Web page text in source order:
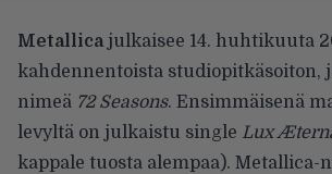
Metallicajulkaisee 14. huhtikuuta
kahdennentoista studiopitkäsoiton,
nimeä 72 Seasons. Ensimmäisenä
levyltä on julkaistu single Lux
kappale tuosta alempaa). Metallica-